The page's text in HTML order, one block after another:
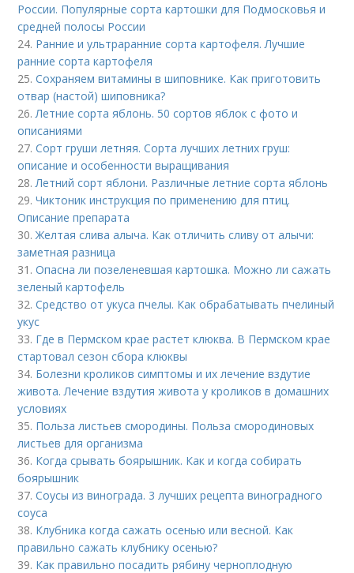
России. Популярные сорта картошки для Подмосковья и
средней полосы России
24. Ранние и ультраранние сорта картофеля. Лучшие
ранние сорта картофеля
25.Сохраняем витамины в шиповнике. Как приготовить
отвар (настой) шиповника?
26. Летние сорта яблонь. 50 сортов яблок с фото и
описаниями
27.Сорт груши летняя. Сорта лучших летних груш:
описание и особенности выращивания
28. Летний сорт яблони. Различные летние сорта яблонь
29.Чиктоник инструкция по применению для птиц.
Описание препарата
30.Желтая слива алыча. Как отличить сливу от алычи:
заметная разница
31.Опасна ли позеленевшая картошка. Можно ли сажать
зеленый картофель
32.Средство от укуса пчелы. Как обрабатывать пчелиный
укус
33. Где в Пермском крае растет клюква. В Пермском крае
стартовал сезон сбора клюквы
34. Болезни кроликов симптомы и их лечение вздутие
живота. Лечение вздутия живота у кроликов в домашних
условиях
35. Польза листьев смородины. Польза смородиновых
листьев для организма
36. Когда срывать боярышник. Как и когда собирать
боярышник
37.Соусы из винограда. 3 лучших рецепта виноградного
соуса
38. Клубника когда сажать осенью или весной. Как
правильно сажать клубнику осенью?
39. Как правильно посадить рябину черноплодную